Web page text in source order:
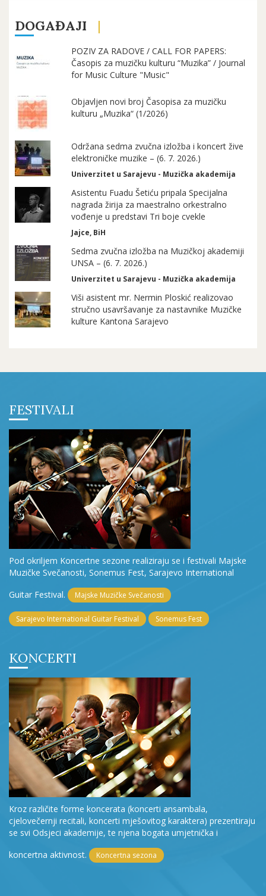
DOGAĐAJI
POZIV ZA RADOVE / CALL FOR PAPERS:
Časopis za muzičku kulturu “Muzika” / Journal
for Music Culture "Music"
Objavljen novi broj Časopisa za muzičku
kulturu „Muzika“ (1/2026)
Održana sedma zvučna izložba i koncert žive
elektroničke muzike – (6. 7. 2026.)
Univerzitet u Sarajevu - Muzička akademija
Asistentu Fuadu Šetiću pripala Specijalna
nagrada žirija za maestralno orkestralno
vođenje u predstavi Tri boje cvekle
Jajce, BiH
Sedma zvučna izložba na Muzičkoj akademiji
UNSA – (6. 7. 2026.)
Univerzitet u Sarajevu - Muzička akademija
Viši asistent mr. Nermin Ploskić realizovao
stručno usavršavanje za nastavnike Muzičke
kulture Kantona Sarajevo
FESTIVALI
Pod okriljem Koncertne sezone realiziraju se i festivali Majske
Muzičke Svečanosti, Sonemus Fest, Sarajevo International
Guitar Festival.
Majske Muzičke Svečanosti
Sarajevo International Guitar Festival Sonemus Fest
KONCERTI
Kroz različite forme koncerata (koncerti ansambala,
cjelovečernji recitali, koncerti mješovitog karaktera) prezentiraju
se svi Odsjeci akademije, te njena bogata umjetnička i
koncertna aktivnost.
Koncertna sezona